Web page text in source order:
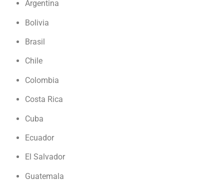
Argentina
Bolivia
Brasil
Chile
Colombia
Costa Rica
Cuba
Ecuador
El Salvador
Guatemala